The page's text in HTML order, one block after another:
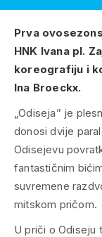
Prva
HNK Ivana pl.
koreografiju i
Ina Broeckx.
„Odiseja” je
donosi dvije
Odisejevu
fantastičnim
suvremene
mitskom pričom.
U priči o Odiseju